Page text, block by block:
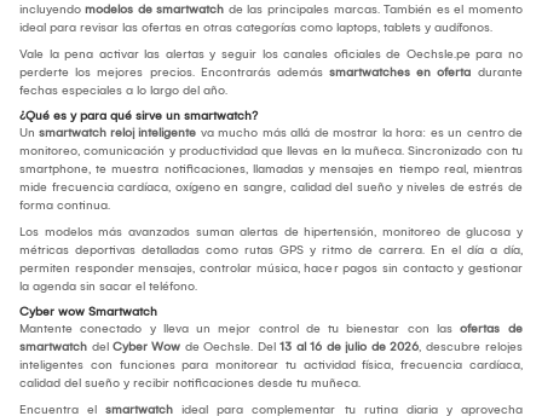
incluyendo modelos de smartwatch de las principales marcas. También es el momento
ideal para revisar las ofertas en otras categorías como laptops, tablets y audífonos.
Vale la pena activar las alertas y seguir los canales oficiales de Oechsle.pe para no
perderte los mejores precios. Encontrarás además smartwatches en oferta durante
fechas especiales a lo largo del año.
¿Qué es y para qué sirve un smartwatch?
Un smartwatch reloj inteligente va mucho más allá de mostrar la hora: es un centro de
monitoreo, comunicación y productividad que llevas en la muñeca. Sincronizado con tu
smartphone, te muestra notificaciones, llamadas y mensajes en tiempo real, mientras
mide frecuencia cardíaca, oxígeno en sangre, calidad del sueño y niveles de estrés de
forma continua.
Los modelos más avanzados suman alertas de hipertensión, monitoreo de glucosa y
métricas deportivas detalladas como rutas GPS y ritmo de carrera. En el día a día,
permiten responder mensajes, controlar música, hacer pagos sin contacto y gestionar
la agenda sin sacar el teléfono.
Cyber wow Smartwatch
Mantente conectado y lleva un mejor control de tu bienestar con las ofertas de
smartwatch del Cyber Wow de Oechsle. Del 13 al 16 de julio de 2026, descubre relojes
inteligentes con funciones para monitorear tu actividad física, frecuencia cardíaca,
calidad del sueño y recibir notificaciones desde tu muñeca.
Encuentra el smartwatch ideal para complementar tu rutina diaria y aprovecha